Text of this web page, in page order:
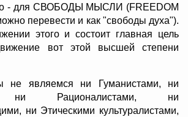
- для СВОБОДЫ МЫСЛИ (FREEDOM
перевести и как "свободы духа").
этого и состоит главная цель
вот этой высшей степени
не являемся ни Гуманистами, ни
ни Рационалистами, ни
ни Этическими культуралистами,